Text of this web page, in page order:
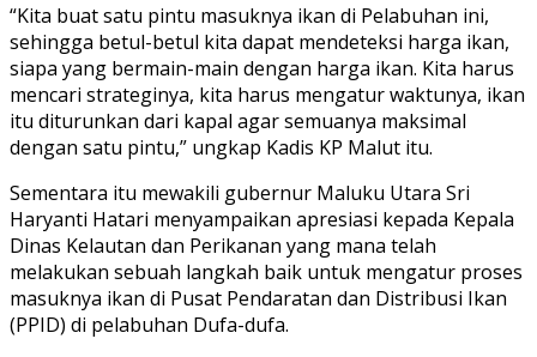
“Kita buat satu pintu masuknya ikan di Pelabuhan ini,
sehingga betul-betul kita dapat mendeteksi harga ikan,
siapa yang bermain-main dengan harga ikan. Kita harus
mencari strateginya, kita harus mengatur waktunya, ikan
itu diturunkan dari kapal agar semuanya maksimal
dengan satu pintu,” ungkap Kadis KP Malut itu.
Sementara itu mewakili gubernur Maluku Utara Sri
Haryanti Hatari menyampaikan apresiasi kepada Kepala
Dinas Kelautan dan Perikanan yang mana telah
melakukan sebuah langkah baik untuk mengatur proses
masuknya ikan di Pusat Pendaratan dan Distribusi Ikan
(PPID) di pelabuhan Dufa-dufa.